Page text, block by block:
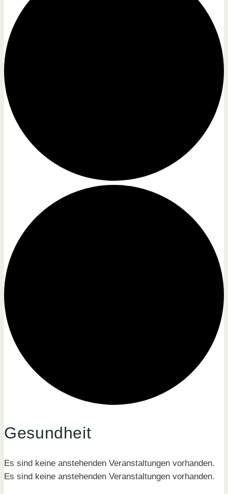
Gesundheit
Es sind keine anstehenden Veranstaltungen vorhanden.
Es sind keine anstehenden Veranstaltungen vorhanden.